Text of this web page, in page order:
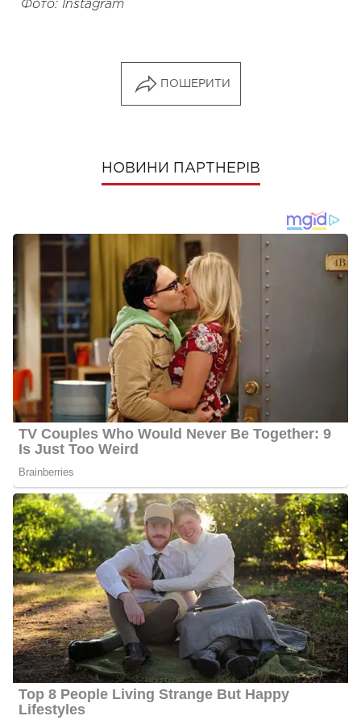
Фото: Instagram
ПОШЕРИТИ
НОВИНИ ПАРТНЕРІВ